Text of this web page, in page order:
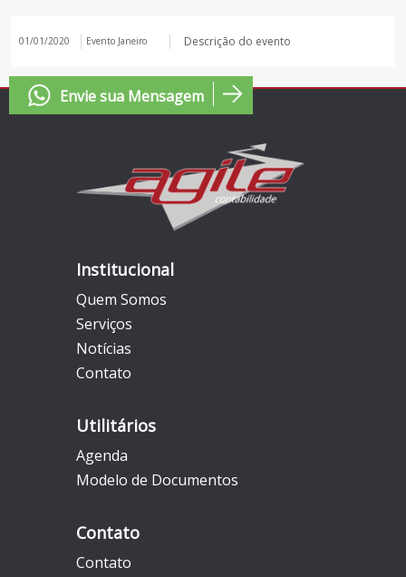
Envie sua Mensagem
01/01/2020 Evento Janeiro Descrição do evento
Institucional
Quem Somos
Serviços
Notícias
Contato
Utilitários
Agenda
Modelo de Documentos
Contato
Contato